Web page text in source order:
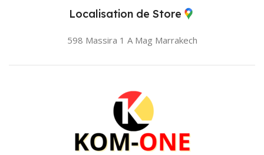
Localisation de Store
598 Massira 1 A Mag Marrakech